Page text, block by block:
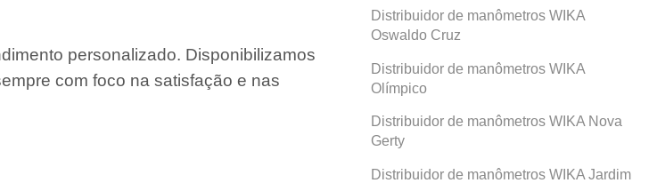
personalizado. Disponibilizamos
com foco na satisfação e nas
Distribuidor de manômetros WIKA
Oswaldo Cruz
Distribuidor de manômetros WIKA
Olímpico
Distribuidor de manômetros WIKA Nova
Gerty
Distribuidor de manômetros WIKA Jardim